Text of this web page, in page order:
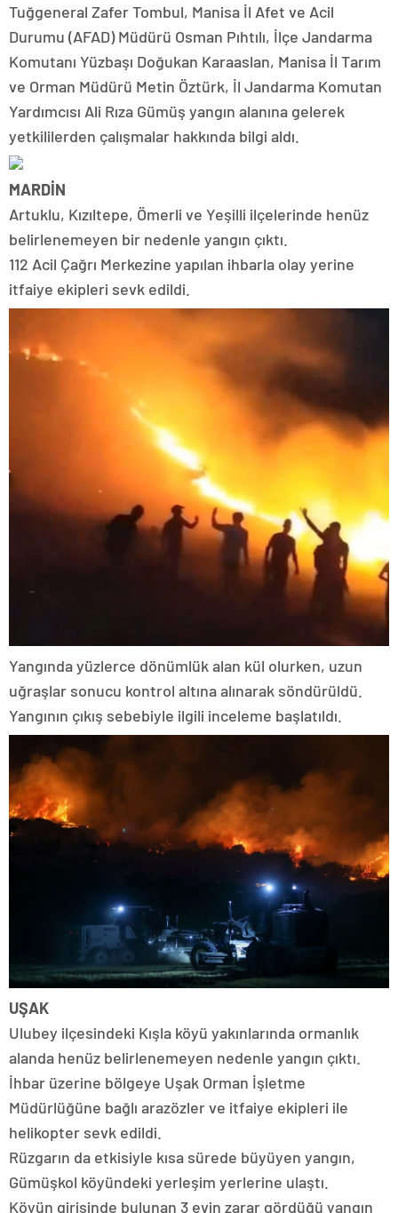
Tuğgeneral Zafer Tombul, Manisa İl Afet ve Acil
Durumu (AFAD) Müdürü Osman Pıhtılı, İlçe Jandarma
Komutanı Yüzbaşı Doğukan Karaaslan, Manisa İl Tarım
ve Orman Müdürü Metin Öztürk, İl Jandarma Komutan
Yardımcısı Ali Rıza Gümüş yangın alanına gelerek
yetkililerden çalışmalar hakkında bilgi aldı.
MARDİN
Artuklu, Kızıltepe, Ömerli ve Yeşilli ilçelerinde henüz
belirlenemeyen bir nedenle yangın çıktı.
112 Acil Çağrı Merkezine yapılan ihbarla olay yerine
itfaiye ekipleri sevk edildi.
Yangında yüzlerce dönümlük alan kül olurken, uzun
uğraşlar sonucu kontrol altına alınarak söndürüldü.
Yangının çıkış sebebiyle ilgili inceleme başlatıldı.
UŞAK
Ulubey ilçesindeki Kışla köyü yakınlarında ormanlık
alanda henüz belirlenemeyen nedenle yangın çıktı.
İhbar üzerine bölgeye Uşak Orman İşletme
Müdürlüğüne bağlı arazözler ve itfaiye ekipleri ile
helikopter sevk edildi.
Rüzgarın da etkisiyle kısa sürede büyüyen yangın,
Gümüşkol köyündeki yerleşim yerlerine ulaştı.
Köyün girişinde bulunan 3 evin zarar gördüğü yangın